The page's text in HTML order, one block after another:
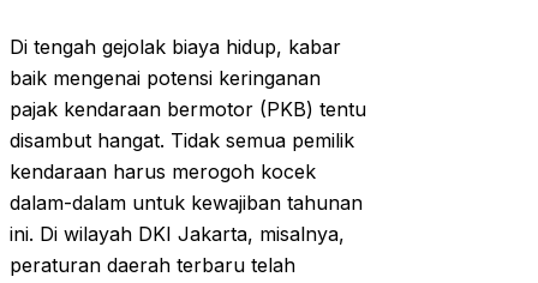
Di tengah gejolak biaya hidup, kabar
baik mengenai potensi keringanan
pajak kendaraan bermotor (PKB) tentu
disambut hangat. Tidak semua pemilik
kendaraan harus merogoh kocek
dalam-dalam untuk kewajiban tahunan
ini. Di wilayah DKI Jakarta, misalnya,
peraturan daerah terbaru telah